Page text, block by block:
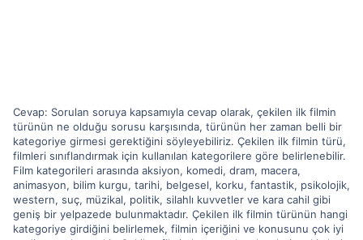
Cevap: Sorulan soruya kapsamıyla cevap olarak, çekilen ilk filmin
türünün ne olduğu sorusu karşısında, türünün her zaman belli bir
kategoriye girmesi gerektiğini söyleyebiliriz. Çekilen ilk filmin türü,
filmleri sınıflandırmak için kullanılan kategorilere göre belirlenebilir.
Film kategorileri arasında aksiyon, komedi, dram, macera,
animasyon, bilim kurgu, tarihi, belgesel, korku, fantastik, psikolojik,
western, suç, müzikal, politik, silahlı kuvvetler ve kara cahil gibi
geniş bir yelpazede bulunmaktadır. Çekilen ilk filmin türünün hangi
kategoriye girdiğini belirlemek, filmin içeriğini ve konusunu çok iyi